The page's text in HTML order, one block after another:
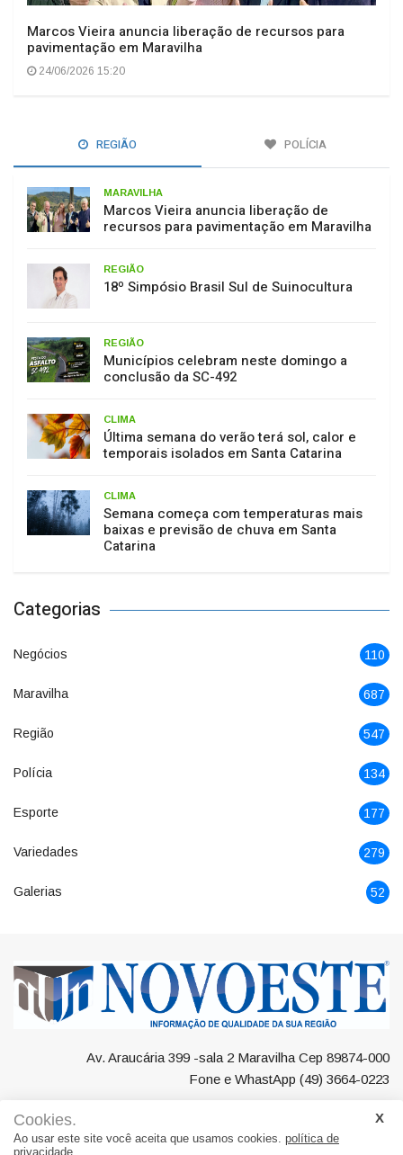
Marcos Vieira anuncia liberação de recursos para
pavimentação em Maravilha
24/06/2026 15:20
REGIÃO POLÍCIA
MARAVILHA
Marcos Vieira anuncia liberação de
recursos para pavimentação em Maravilha
REGIÃO
18º Simpósio Brasil Sul de Suinocultura
REGIÃO
Municípios celebram neste domingo a
conclusão da SC-492
CLIMA
Última semana do verão terá sol, calor e
temporais isolados em Santa Catarina
CLIMA
Semana começa com temperaturas mais
baixas e previsão de chuva em Santa
Catarina
Categorias
Negócios 110
Maravilha 687
Região 547
Polícia 134
Esporte 177
Variedades 279
Galerias 52
Av. Araucária 399 -sala 2 Maravilha Cep 89874-000
Fone e WhastApp (49) 3664-0223
Cookies.
Ao usar este site você aceita que usamos cookies. política de
privacidade.